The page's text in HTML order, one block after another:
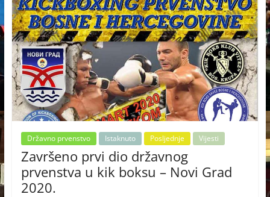
Državno prvenstvo Istaknuto Posljednje Vijesti
Završeno prvi dio državnog
prvenstva u kik boksu – Novi Grad
2020.